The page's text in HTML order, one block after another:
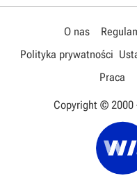
O nas
Polityka prywatności
Praca
Copyright © 2000